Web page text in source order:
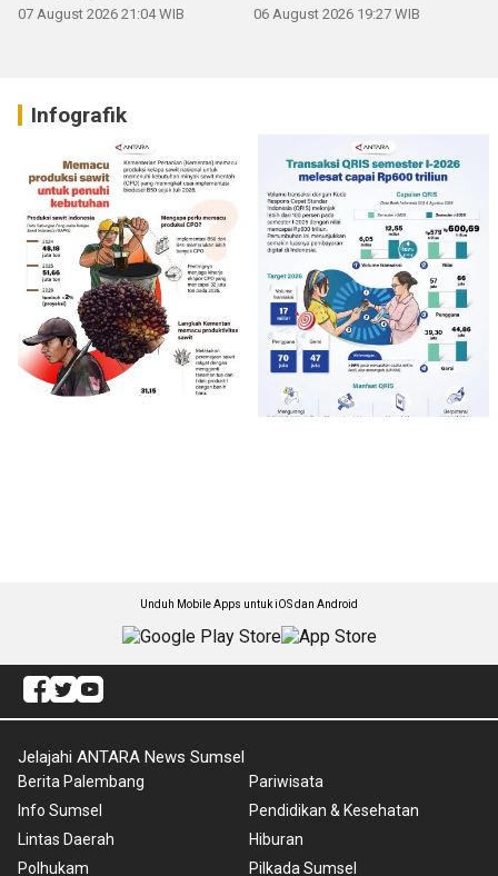
07 August 2026 21:04 WIB 06 August 2026 19:27 WIB
Infografik
Unduh Mobile Apps untuk iOS dan Android
Jelajahi ANTARA News Sumsel
Berita Palembang
Info Sumsel
Lintas Daerah
Polhukam
Pariwisata
Pendidikan & Kesehatan
Hiburan
Pilkada Sumsel